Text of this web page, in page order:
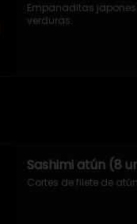
Empanaditas
verduras.
Sashimi atún (8
Cortes de filete de